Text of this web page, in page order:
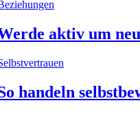
aktiv um
handeln